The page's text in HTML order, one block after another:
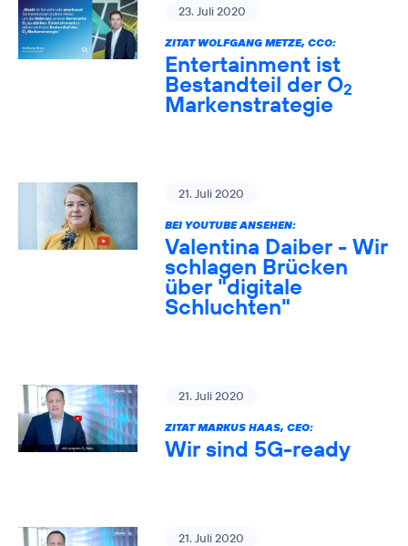
23. Juli 2020
ZITAT WOLFGANG METZE, CCO:
Entertainment ist
Bestandteil der O2
Markenstrategie
21. Juli 2020
BEI YOUTUBE ANSEHEN:
Valentina Daiber - Wir
schlagen Brücken
über "digitale
Schluchten"
21. Juli 2020
ZITAT MARKUS HAAS, CEO:
Wir sind 5G-ready
21. Juli 2020